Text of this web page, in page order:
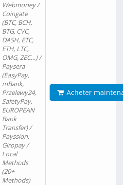
Webmoney /
Coingate
(BTC, BCH,
BTG, CVC,
DASH, ETC,
ETH, LTC,
OMG, ZEC…) /
Paysera
(EasyPay,
mBank,
Przelewy24,
SafetyPay,
EUROPEAN
Bank
Transfer) /
Payssion,
Giropay /
Local
Methods
(20+
Methods)
Acheter